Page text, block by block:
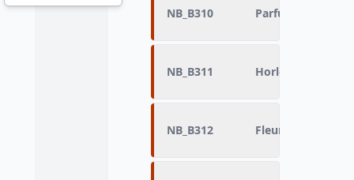
NB_B310 Parfumerie -
NB_B311 Horlogerie-
NB_B312 Fleuriste -